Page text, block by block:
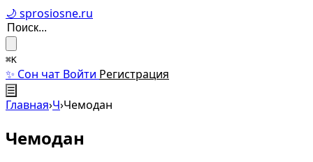
🌙 sprosiosne.ru
⌘K
✨ Сон чат Войти Регистрация
☰
Главная›Ч›Чемодан
Чемодан